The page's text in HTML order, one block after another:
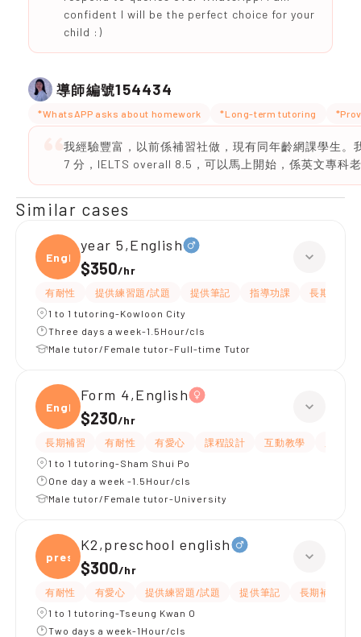
confident I will be the perfect choice for your
child :)
導師編號154434
*WhatsAPP asks about homework *Long-term tutoring
我經驗豐富，以前係補習社做，現有同年齡網課學生。
7 分，IELTS overall 8.5，可以馬上開始，係英文專科
Similar cases
Engli
year 5,English
$350/hr
有耐性 提供練習題/試題 提供筆記 指導功課
長期補習
1 to 1 tutoring-Kowloon City
Three days a week-1.5Hour/cls
Male tutor/Female tutor-Full-time Tutor
Engli
Form 4,English
$230/hr
長期補習 有耐性 有愛心 課程設計 互動教學
1 to 1 tutoring-Sham Shui Po
One day a week -1.5Hour/cls
Male tutor/Female tutor-University
presc
K2,preschool english
$300/hr
有耐性 有愛心 提供練習題/試題 提供筆記
長期補習
1 to 1 tutoring-Tseung Kwan O
Two days a week-1Hour/cls